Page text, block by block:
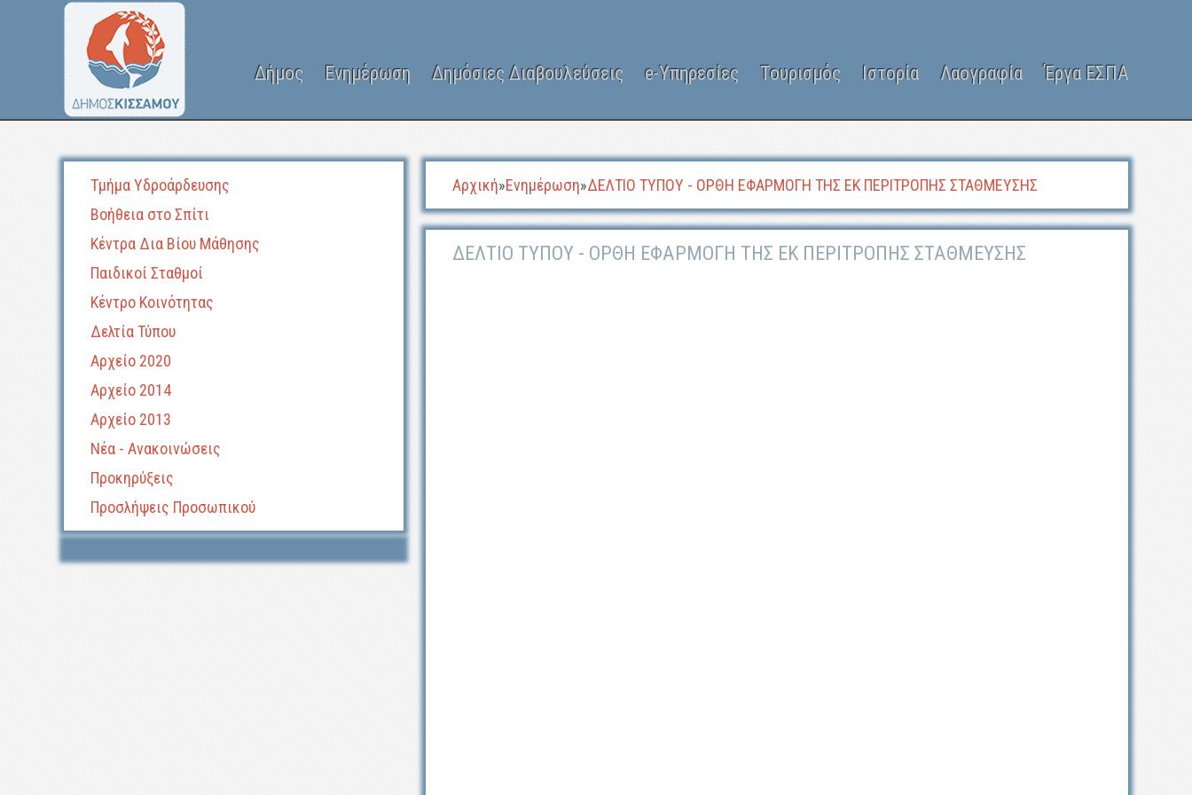
Δήμος Ενημέρωση Δημόσιες Διαβουλεύσεις e-Υπηρεσίες Τουρισμός Ιστορία Λαογραφία Έργα ΕΣΠΑ
Τμήμα Υδροάρδευσης
Βοήθεια στο Σπίτι
Κέντρα Δια Βίου Μάθησης
Παιδικοί Σταθμοί
Κέντρο Κοινότητας
Δελτία Τύπου
Αρχείο 2020
Αρχείο 2014
Αρχείο 2013
Νέα - Ανακοινώσεις
Προκηρύξεις
Προσλήψεις Προσωπικού
Αρχική»Ενημέρωση»ΔΕΛΤΙΟ ΤΥΠΟΥ - ΟΡΘΗ ΕΦΑΡΜΟΓΗ ΤΗΣ ΕΚ ΠΕΡΙΤΡΟΠΗΣ ΣΤΑΘΜΕΥΣΗΣ
ΔΕΛΤΙΟ ΤΥΠΟΥ - ΟΡΘΗ ΕΦΑΡΜΟΓΗ ΤΗΣ ΕΚ ΠΕΡΙΤΡΟΠΗΣ ΣΤΑΘΜΕΥΣΗΣ